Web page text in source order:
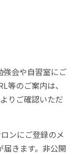
強会や自習室にご
等のご案内は、
りご確認いただ
ンにご登録のメ
きます。非公開